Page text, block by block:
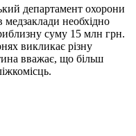
департамент охорони
необхідно
суму 15 млн грн.
викликає різну
вважає, що більш